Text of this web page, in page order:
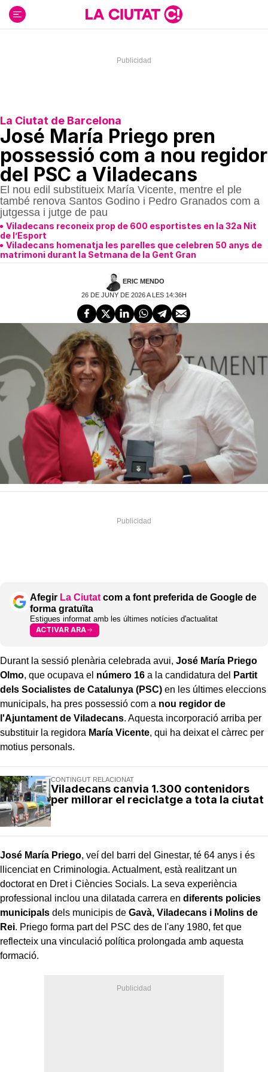
contenido
La Ciutat de Barcelona
José María Priego pren
possessió com a nou regidor
del PSC a Viladecans
El nou edil substitueix María Vicente, mentre el ple
també renova Santos Godino i Pedro Granados com a
jutgessa i jutge de pau
Viladecans reconeix prop de 600 esportistes en la 32a Nit
de l’Esport
Viladecans homenatja les parelles que celebren 50 anys de
matrimoni durant la Setmana de la Gent Gran
ERIC MENDO
26 DE JUNY DE 2026 A LES 14:36H
Afegir La Ciutat com a font preferida de Google de
forma gratuïta
Estigues informat amb les últimes notícies d'actualitat
ACTIVAR ARA
Durant la sessió plenària celebrada avui, José María Priego
Olmo, que ocupava el número 16 a la candidatura del
Partit
dels Socialistes de Catalunya (PSC) en les últimes eleccions
municipals, ha pres possessió com a nou regidor de
l'Ajuntament de Viladecans. Aquesta incorporació arriba per
substituir la regidora María Vicente, qui ha deixat el càrrec per
motius personals.
CONTINGUT RELACIONAT
Viladecans canvia 1.300 contenidors
per millorar el reciclatge a tota la ciutat
José María Priego, veí del barri del Ginestar, té 64 anys i és
llicenciat en Criminologia. Actualment, està realitzant un
doctorat en Dret i Ciències Socials. La seva experiència
professional inclou una dilatada carrera en diferents policies
municipals dels municipis de Gavà, Viladecans i Molins de
Rei. Priego forma part del PSC des de l'any 1980, fet que
reflecteix una vinculació política prolongada amb aquesta
formació.